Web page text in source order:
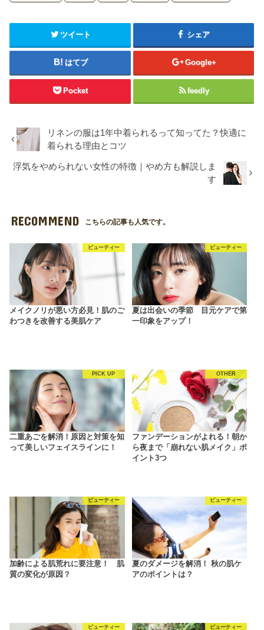
ツイート シェア
はてブ Google+
Pocket feedly
リネンの服は1年中着られるって知ってた？快適に
着られる理由とコツ
浮気をやめられない女性の特徴｜やめ方も解説しま
す
RECOMMEND こちらの記事も人気です。
ビューティー
メイクノリが悪い方必見！肌のご
わつきを改善する美肌ケア
ビューティー
夏は出会いの季節 目元ケアで第
一印象をアップ！
PICK UP
二重あごを解消！原因と対策を知
って美しいフェイスラインに！
OTHER
ファンデーションがよれる！朝か
ら夜まで「崩れない肌メイク」ポ
イント3つ
ビューティー
加齢による肌荒れに要注意！ 肌
質の変化が原因？
ビューティー
夏のダメージを解消！ 秋の肌ケ
アのポイントは？
ビューティー ビューティー